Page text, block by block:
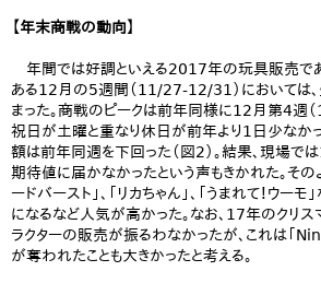
【年末商戦の動向】
年間では好調といえる2017年の玩具販売で
ある12月の5週間（11/27-12/31）においては
まった。商戦のピークは前年同様に12月第4週
祝日が土曜と重なり休日が前年より1日少なか
額は前年同週を下回った（図2）。結果、現場で
期待値に届かなかったという声もきかれた。その
ードバースト」、「リカちゃん」、「うまれて！ウー
になるなど人気が高かった。なお、17年のクリ
ラクターの販売が振るわなかったが、これは「
が奪われたことも大きかったと考える。